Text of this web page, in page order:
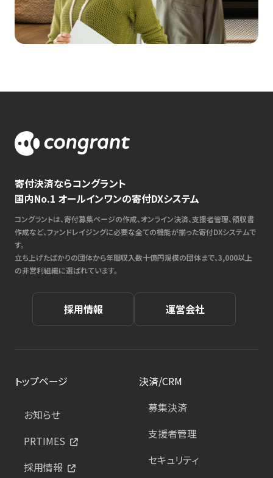
寄付決済ならコングラント
国内No.1 オールインワンの寄付DXシステム
コングラントは、寄付募集ページの作成、オンライン決済、支援者管理、領収書
作成など、ファンドレイジングに必要な全ての機能が揃った寄付DXシステムで
す。
立ち上げたばかりの団体から年間収入数十億円規模の団体まで、3,000以上
の非営利組織に選ばれています。
採用情報 運営会社
トップページ
お知らせ
PRTIMES
採用情報
決済/CRM
募集決済
支援者管理
セキュリティ